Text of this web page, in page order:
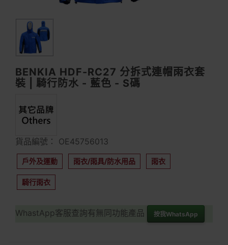
BENKIA HDF-RC27 分拆式連帽雨衣套
裝 | 騎行防水 - 藍色 - S碼
貨品編號： OE45756013
戶外及運動 雨衣/雨具/防水用品 雨衣
騎行雨衣
WhastApp客服查詢有無同功能產品 按我WhatsApp